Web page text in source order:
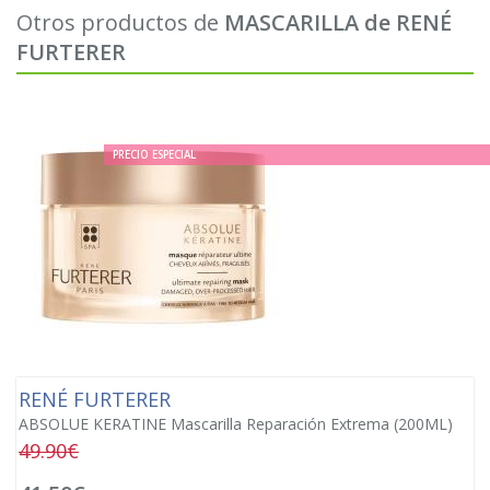
Otros productos de MASCARILLA de RENÉ
FURTERER
PRECIO ESPECIAL
RENÉ FURTERER
ABSOLUE KERATINE Mascarilla Reparación Extrema (200ML)
49.90€